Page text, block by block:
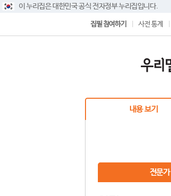
이 누리집은 대한민국 공식 전자정부 누리집입니다.
집필 참여하기 사전 통계
내용 보기
전문